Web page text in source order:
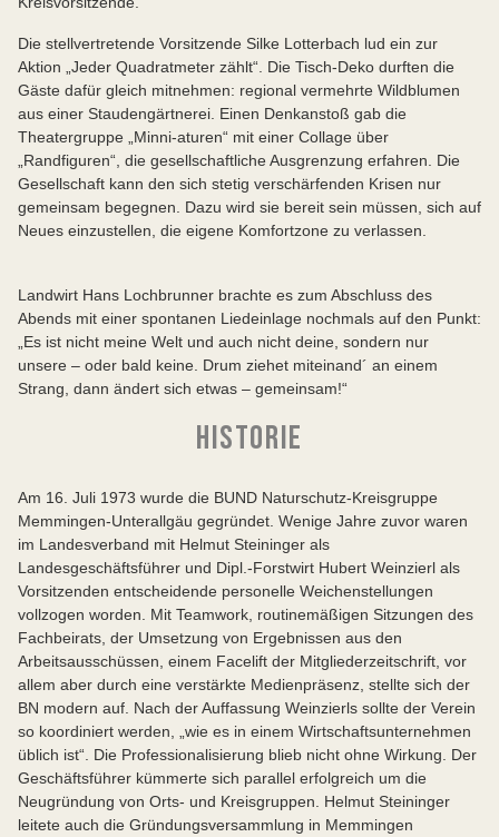
Die stellvertretende Vorsitzende Silke Lotterbach lud ein zur
Aktion „Jeder Quadratmeter zählt“. Die Tisch-Deko durften die
Gäste dafür gleich mitnehmen: regional vermehrte Wildblumen
aus einer Staudengärtnerei. Einen Denkanstoß gab die
Theatergruppe „Minni-aturen“ mit einer Collage über
„Randfiguren“, die gesellschaftliche Ausgrenzung erfahren. Die
Gesellschaft kann den sich stetig verschärfenden Krisen nur
gemeinsam begegnen. Dazu wird sie bereit sein müssen, sich auf
Neues einzustellen, die eigene Komfortzone zu verlassen.
Landwirt Hans Lochbrunner brachte es zum Abschluss des
Abends mit einer spontanen Liedeinlage nochmals auf den Punkt:
„Es ist nicht meine Welt und auch nicht deine, sondern nur
unsere – oder bald keine. Drum ziehet miteinand´ an einem
Strang, dann ändert sich etwas – gemeinsam!“
HISTORIE
Am 16. Juli 1973 wurde die BUND Naturschutz-Kreisgruppe
Memmingen-Unterallgäu gegründet. Wenige Jahre zuvor waren
im Landesverband mit Helmut Steininger als
Landesgeschäftsführer und Dipl.-Forstwirt Hubert Weinzierl als
Vorsitzenden entscheidende personelle Weichenstellungen
vollzogen worden. Mit Teamwork, routinemäßigen Sitzungen des
Fachbeirats, der Umsetzung von Ergebnissen aus den
Arbeitsausschüssen, einem Facelift der Mitgliederzeitschrift, vor
allem aber durch eine verstärkte Medienpräsenz, stellte sich der
BN modern auf. Nach der Auffassung Weinzierls sollte der Verein
so koordiniert werden, „wie es in einem Wirtschaftsunternehmen
üblich ist“. Die Professionalisierung blieb nicht ohne Wirkung. Der
Geschäftsführer kümmerte sich parallel erfolgreich um die
Neugründung von Orts- und Kreisgruppen. Helmut Steininger
leitete auch die Gründungsversammlung in Memmingen